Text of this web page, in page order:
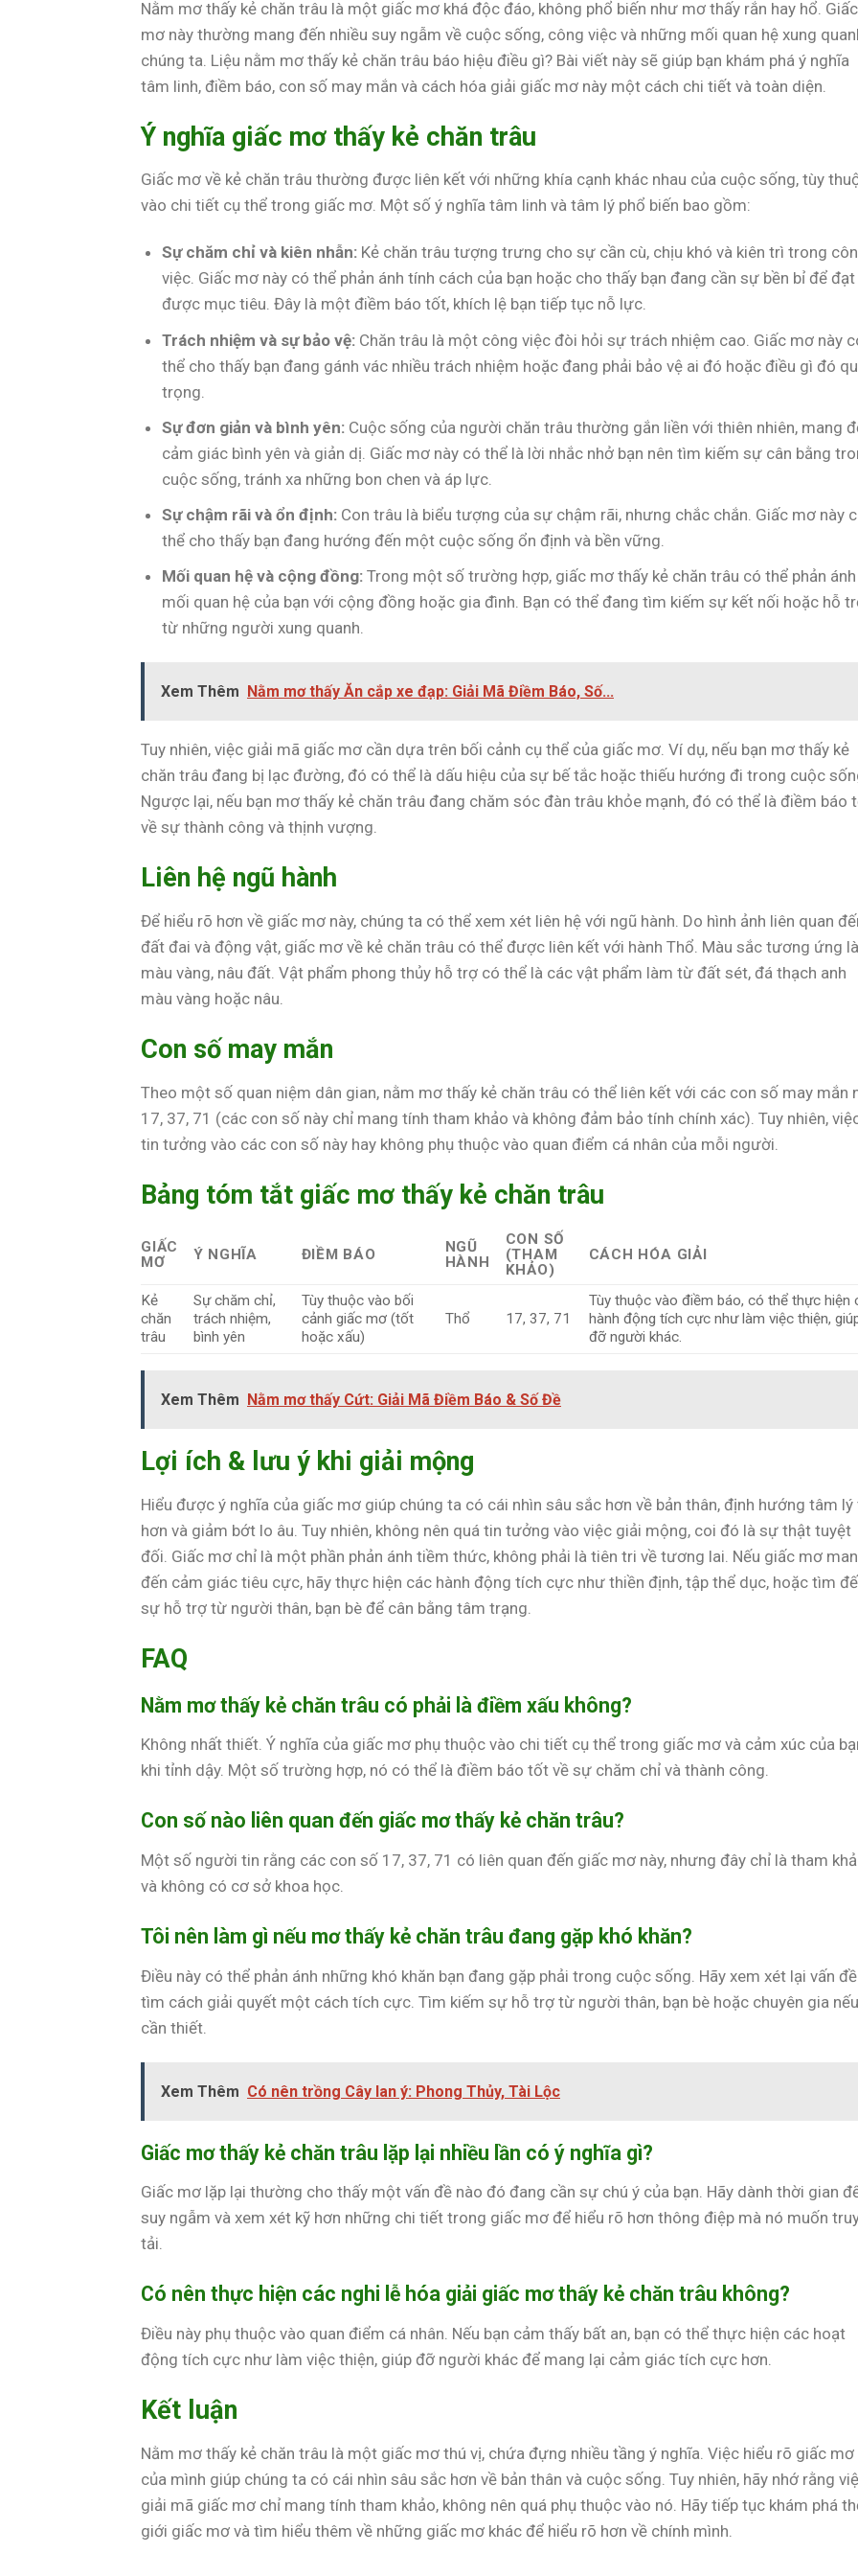
Nằm mơ thấy kẻ chăn trâu là một giấc mơ khá độc đáo, không phổ biến như mơ thấy rắn hay hổ. Giấc
mơ này thường mang đến nhiều suy ngẫm về cuộc sống, công việc và những mối quan hệ xung
chúng ta. Liệu nằm mơ thấy kẻ chăn trâu báo hiệu điều gì? Bài viết này sẽ giúp bạn khám phá ý nghĩa
tâm linh, điềm báo, con số may mắn và cách hóa giải giấc mơ này một cách chi tiết và toàn diện.
Ý nghĩa giấc mơ thấy kẻ chăn trâu
Giấc mơ về kẻ chăn trâu thường được liên kết với những khía cạnh khác nhau của cuộc sống, tùy
vào chi tiết cụ thể trong giấc mơ. Một số ý nghĩa tâm linh và tâm lý phổ biến bao gồm:
Sự chăm chỉ và kiên nhẫn: Kẻ chăn trâu tượng trưng cho sự cần cù, chịu khó và kiên trì trong
việc. Giấc mơ này có thể phản ánh tính cách của bạn hoặc cho thấy bạn đang cần sự bền bỉ để đạt
được mục tiêu. Đây là một điềm báo tốt, khích lệ bạn tiếp tục nỗ lực.
Trách nhiệm và sự bảo vệ: Chăn trâu là một công việc đòi hỏi sự trách nhiệm cao. Giấc mơ này
thể cho thấy bạn đang gánh vác nhiều trách nhiệm hoặc đang phải bảo vệ ai đó hoặc điều gì đó
trọng.
Sự đơn giản và bình yên: Cuộc sống của người chăn trâu thường gắn liền với thiên nhiên, mang
cảm giác bình yên và giản dị. Giấc mơ này có thể là lời nhắc nhở bạn nên tìm kiếm sự cân bằng
cuộc sống, tránh xa những bon chen và áp lực.
Sự chậm rãi và ổn định: Con trâu là biểu tượng của sự chậm rãi, nhưng chắc chắn. Giấc mơ này
thể cho thấy bạn đang hướng đến một cuộc sống ổn định và bền vững.
Mối quan hệ và cộng đồng: Trong một số trường hợp, giấc mơ thấy kẻ chăn trâu có thể phản ánh
mối quan hệ của bạn với cộng đồng hoặc gia đình. Bạn có thể đang tìm kiếm sự kết nối hoặc hỗ
từ những người xung quanh.
Xem Thêm Nằm mơ thấy Ăn cắp xe đạp: Giải Mã Điềm Báo, Số...
Tuy nhiên, việc giải mã giấc mơ cần dựa trên bối cảnh cụ thể của giấc mơ. Ví dụ, nếu bạn mơ thấy kẻ
chăn trâu đang bị lạc đường, đó có thể là dấu hiệu của sự bế tắc hoặc thiếu hướng đi trong cuộc
Ngược lại, nếu bạn mơ thấy kẻ chăn trâu đang chăm sóc đàn trâu khỏe mạnh, đó có thể là điềm báo
về sự thành công và thịnh vượng.
Liên hệ ngũ hành
Để hiểu rõ hơn về giấc mơ này, chúng ta có thể xem xét liên hệ với ngũ hành. Do hình ảnh liên quan
đất đai và động vật, giấc mơ về kẻ chăn trâu có thể được liên kết với hành Thổ. Màu sắc tương ứng là
màu vàng, nâu đất. Vật phẩm phong thủy hỗ trợ có thể là các vật phẩm làm từ đất sét, đá thạch anh
màu vàng hoặc nâu.
Con số may mắn
Theo một số quan niệm dân gian, nằm mơ thấy kẻ chăn trâu có thể liên kết với các con số may mắn
17, 37, 71 (các con số này chỉ mang tính tham khảo và không đảm bảo tính chính xác). Tuy nhiên,
tin tưởng vào các con số này hay không phụ thuộc vào quan điểm cá nhân của mỗi người.
Bảng tóm tắt giấc mơ thấy kẻ chăn trâu
GIẤC
MƠ
Ý NGHĨA ĐIỀM BÁO
NGŨ
HÀNH
CON SỐ
(THAM
KHẢO)
CÁCH HÓA GIẢI
Kẻ
chăn
trâu
Sự chăm chỉ,
trách nhiệm,
bình yên
Tùy thuộc vào bối
cảnh giấc mơ (tốt
hoặc xấu)
Thổ 17, 37, 71
Tùy thuộc vào điềm báo, có thể thực hiện
hành động tích cực như làm việc thiện,
đỡ người khác.
Xem Thêm Nằm mơ thấy Cứt: Giải Mã Điềm Báo & Số Đề
Lợi ích & lưu ý khi giải mộng
Hiểu được ý nghĩa của giấc mơ giúp chúng ta có cái nhìn sâu sắc hơn về bản thân, định hướng tâm
hơn và giảm bớt lo âu. Tuy nhiên, không nên quá tin tưởng vào việc giải mộng, coi đó là sự thật tuyệt
đối. Giấc mơ chỉ là một phần phản ánh tiềm thức, không phải là tiên tri về tương lai. Nếu giấc mơ
đến cảm giác tiêu cực, hãy thực hiện các hành động tích cực như thiền định, tập thể dục, hoặc tìm
sự hỗ trợ từ người thân, bạn bè để cân bằng tâm trạng.
FAQ
Nằm mơ thấy kẻ chăn trâu có phải là điềm xấu không?
Không nhất thiết. Ý nghĩa của giấc mơ phụ thuộc vào chi tiết cụ thể trong giấc mơ và cảm xúc của
khi tỉnh dậy. Một số trường hợp, nó có thể là điềm báo tốt về sự chăm chỉ và thành công.
Con số nào liên quan đến giấc mơ thấy kẻ chăn trâu?
Một số người tin rằng các con số 17, 37, 71 có liên quan đến giấc mơ này, nhưng đây chỉ là tham
và không có cơ sở khoa học.
Tôi nên làm gì nếu mơ thấy kẻ chăn trâu đang gặp khó khăn?
Điều này có thể phản ánh những khó khăn bạn đang gặp phải trong cuộc sống. Hãy xem xét lại vấn
tìm cách giải quyết một cách tích cực. Tìm kiếm sự hỗ trợ từ người thân, bạn bè hoặc chuyên gia nếu
cần thiết.
Xem Thêm Có nên trồng Cây lan ý: Phong Thủy, Tài Lộc
Giấc mơ thấy kẻ chăn trâu lặp lại nhiều lần có ý nghĩa gì?
Giấc mơ lặp lại thường cho thấy một vấn đề nào đó đang cần sự chú ý của bạn. Hãy dành thời gian
suy ngẫm và xem xét kỹ hơn những chi tiết trong giấc mơ để hiểu rõ hơn thông điệp mà nó muốn
tải.
Có nên thực hiện các nghi lễ hóa giải giấc mơ thấy kẻ chăn trâu không?
Điều này phụ thuộc vào quan điểm cá nhân. Nếu bạn cảm thấy bất an, bạn có thể thực hiện các hoạt
động tích cực như làm việc thiện, giúp đỡ người khác để mang lại cảm giác tích cực hơn.
Kết luận
Nằm mơ thấy kẻ chăn trâu là một giấc mơ thú vị, chứa đựng nhiều tầng ý nghĩa. Việc hiểu rõ giấc mơ
của mình giúp chúng ta có cái nhìn sâu sắc hơn về bản thân và cuộc sống. Tuy nhiên, hãy nhớ rằng
giải mã giấc mơ chỉ mang tính tham khảo, không nên quá phụ thuộc vào nó. Hãy tiếp tục khám phá
giới giấc mơ và tìm hiểu thêm về những giấc mơ khác để hiểu rõ hơn về chính mình.